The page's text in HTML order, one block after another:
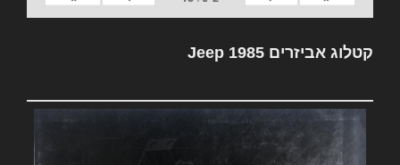
קטלוג אביזרים Jeep 1985